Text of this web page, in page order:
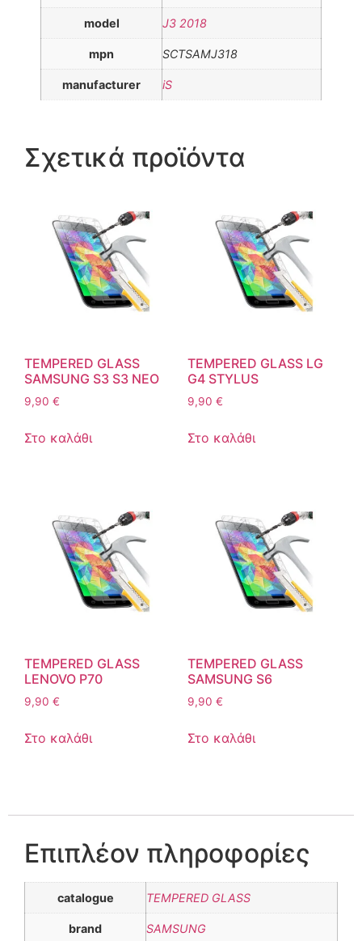
model J3 2018
mpn SCTSAMJ318
manufacturer iS
Σχετικά προϊόντα
TEMPERED GLASS
SAMSUNG S3 S3 NEO
9,90 €
Στο καλάθι
TEMPERED GLASS LG
G4 STYLUS
9,90 €
Στο καλάθι
TEMPERED GLASS
LENOVO P70
9,90 €
Στο καλάθι
TEMPERED GLASS
SAMSUNG S6
9,90 €
Στο καλάθι
Επιπλέον πληροφορίες
catalogue TEMPERED GLASS
brand SAMSUNG